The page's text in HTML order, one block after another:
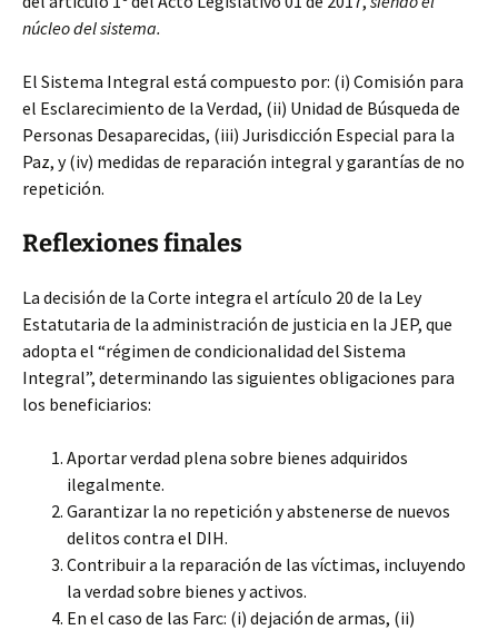
núcleo del sistema.
El Sistema Integral está compuesto por: (i) Comisión para
el Esclarecimiento de la Verdad, (ii) Unidad de Búsqueda de
Personas Desaparecidas, (iii) Jurisdicción Especial para la
Paz, y (iv) medidas de reparación integral y garantías de no
repetición.
Reflexiones finales
La decisión de la Corte integra el artículo 20 de la Ley
Estatutaria de la administración de justicia en la JEP, que
adopta el “régimen de condicionalidad del Sistema
Integral”, determinando las siguientes obligaciones para
los beneficiarios:
Aportar verdad plena sobre bienes adquiridos
ilegalmente.
Garantizar la no repetición y abstenerse de nuevos
delitos contra el DIH.
Contribuir a la reparación de las víctimas, incluyendo
la verdad sobre bienes y activos.
En el caso de las Farc: (i) dejación de armas, (ii)